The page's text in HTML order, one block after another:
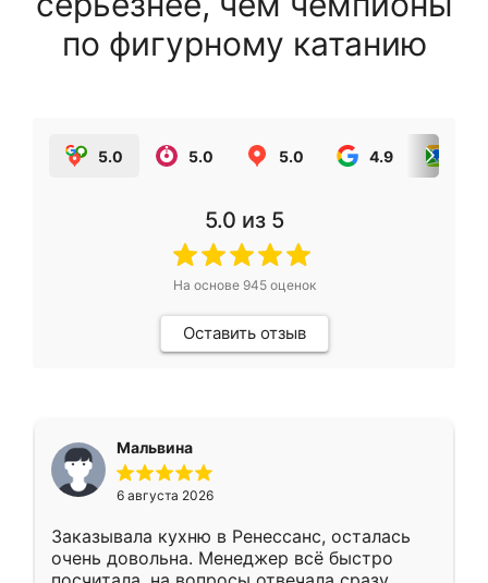
по фигурному катанию
5.0 5.0 5.0 4.9
5.0 из 5
На основе 945оценок
Оставить отзыв
Мальвина
6 августа 2026
Заказывала кухню в Ренессанс, осталась
очень довольна. Менеджер всё быстро